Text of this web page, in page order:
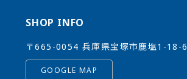
SHOP INFO
〒665-0054 兵庫県宝塚市鹿塩1-18-6
GOOGLE MAP